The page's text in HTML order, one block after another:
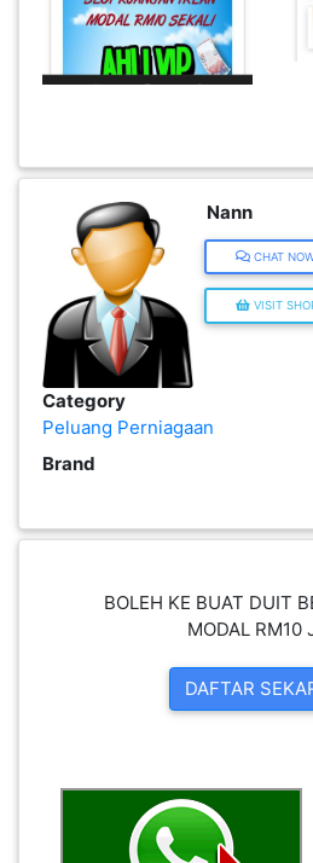
Nann
CHAT
VISIT
Category
Peluang Perniagaan
Brand
BOLEH KE BUAT DUIT
MODAL RM10
DAFTAR
PERCUTIAN
BARANG
PERIBADI(4)
PEKERJAAN(0)
SERVIS(17)
BENDA(1)
KEPERLUAN(16)
SELANGOR(37)